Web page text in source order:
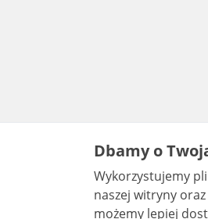
Dbamy o
Wykorzystujemy
naszej witryny oraz
możemy lepiej